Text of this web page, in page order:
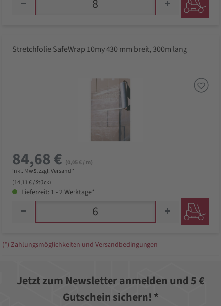
Stretchfolie SafeWrap 10my 430 mm breit, 300m lang
84,68 € (0,05 € / m)
inkl. MwSt zzgl. Versand *
(14,11 € / Stück)
Lieferzeit: 1 - 2 Werktage*
(*) Zahlungsmöglichkeiten und Versandbedingungen
Jetzt zum Newsletter anmelden und 5 €
Gutschein sichern! *